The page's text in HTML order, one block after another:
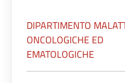
DIPARTIMENTO
ONCOLOGICHE ED
EMATOLOGICHE